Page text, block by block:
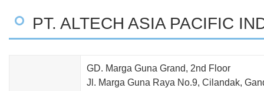
PT. ALTECH ASIA PACIFIC
GD. Marga Guna Grand, 2nd Floor
Jl. Marga Guna Raya No.9, Cilandak,